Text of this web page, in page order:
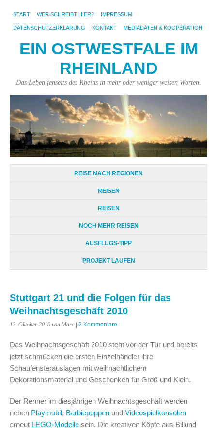
START WER SCHREIBT HIER? IMPRESSUM
DATENSCHUTZERKLÄRUNG KONTAKT MEDIADATEN & KOOPERATION
EIN OSTWESTFALE IM
RHEINLAND
Das Leben jenseits des Rheins in mehr oder weniger weisen Worten.
REISE NACH REGIONEN
REISEN
REISEN
NOCH MEHR REISEN
AUSFLUGS-TIPP
PROJEKT LAUFEN
Stuttgart 21 und die Folgen für das
Weihnachtsgeschäft 2010
12. Oktober 2010 von Marc | 2 Kommentare
Das Weihnachtsgeschäft 2010 steht vor der Tür und bereits
jetzt schmücken die ersten Einzelhändler ihre
Schaufensterauslagen mit weihnachtlichem
Dekorationsmaterial und Geschenken für Groß und Klein.
Der Renner im diesjährigen Weihnachtsgeschäft werden
neben Playmobil, Barbiepuppen und Videospielkonsolen
erneut LEGO-Modelle sein. Die kreativen Köpfe aus Billund